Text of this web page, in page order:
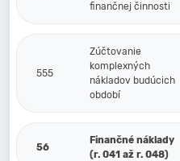
finančnej činnosti
555
Zúčtovanie
komplexných
nákladov budúcich
období
56
Finančné náklady
(r. 041 až r. 048)